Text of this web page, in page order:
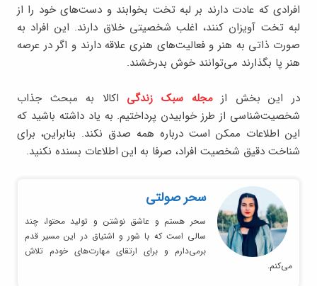
افرادی که عادت دارند بر لبه تخت بخوابند و دست‌های خود را از
لبه تخت آویزان کنند، اغلب شخصیتی خلاق دارند. این افراد به
صورت ذاتی به هنر و فعالیت‌های هنری علاقه دارند و اگر در عرصه
هنر پا بگذارند می‌توانند خوش بدرخشند.
در این بخش ازمجله سبک زندگی اکالا به مبحث جذاب
شخصیت‌شناسی از طرز خوابیدن پرداختیم. به یاد داشته باشید که
این اطلاعات ممکن است درباره همه صدق نکند. بنابراین، برای
شناخت دقیق شخصیت افراد، صرفا به این اطلاعات بسنده نکنید.
سحر صولتی
سحر هستم و عاشق نوشتن و تولید محتوا، چند
سالی است که با شور و اشتیاق در این مسیر قدم
برمی‌دارم و برای ارتقای مهارت‌های خودم تلاش
می‌کنم.